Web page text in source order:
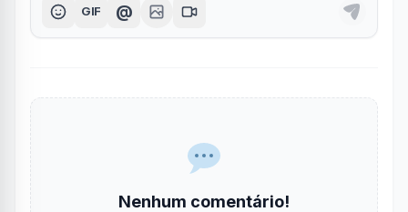
GIF @
Nenhum comentário!